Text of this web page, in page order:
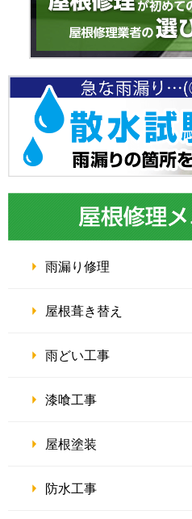
雨漏り修理
屋根葺き替え
雨どい工事
漆喰工事
屋根塗装
防水工事